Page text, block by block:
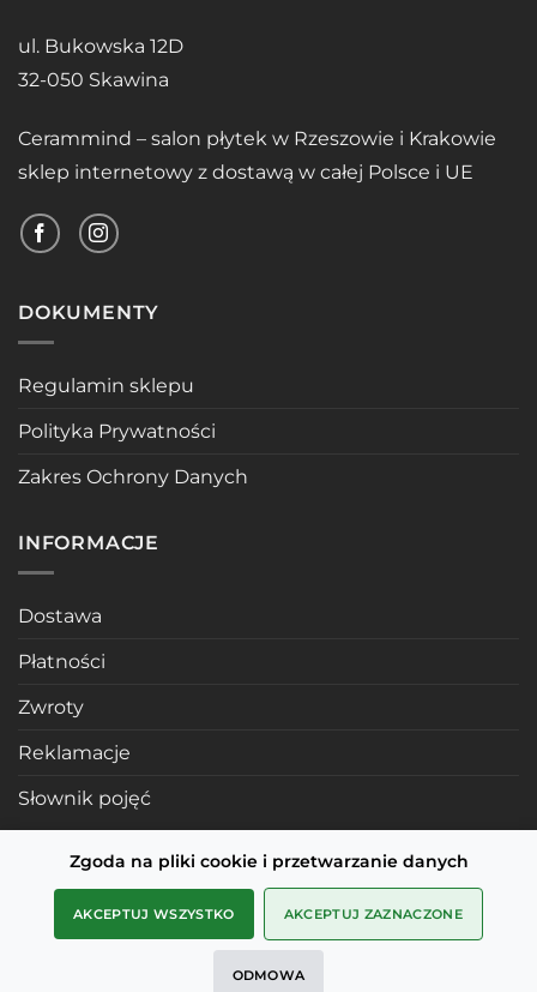
Zgoda na pliki cookie i przetwarzanie danych
AKCEPTUJ WSZYSTKO AKCEPTUJ ZAZNACZONE
ODMOWA
ul. Bukowska 12D
32-050 Skawina
Cerammind – salon płytek w Rzeszowie i Krakowie
sklep internetowy z dostawą w całej Polsce i UE
DOKUMENTY
Regulamin sklepu
Polityka Prywatności
Zakres Ochrony Danych
INFORMACJE
Dostawa
Płatności
Zwroty
Reklamacje
Słownik pojęć
POLECANE STRONY
Profile mosiężne